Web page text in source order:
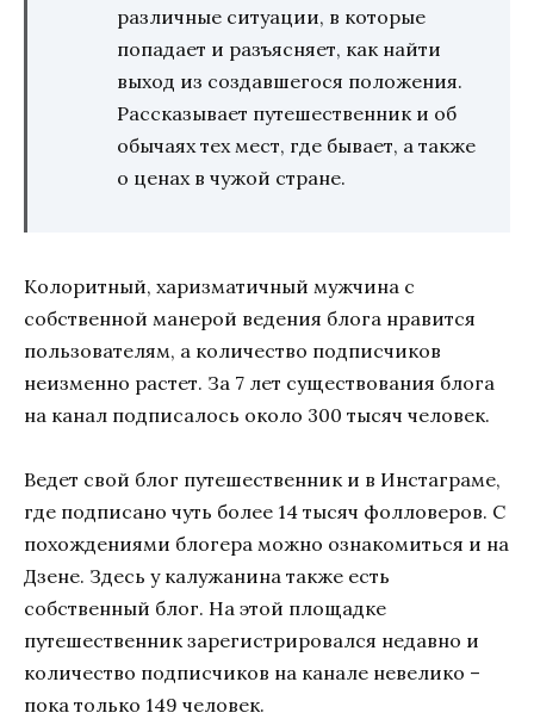
различные ситуации, в которые
попадает и разъясняет, как найти
выход из создавшегося положения.
Рассказывает путешественник и об
обычаях тех мест, где бывает, а также
о ценах в чужой стране.
Колоритный, харизматичный мужчина с
собственной манерой ведения блога нравится
пользователям, а количество подписчиков
неизменно растет. За 7 лет существования блога
на канал подписалось около 300 тысяч человек.
Ведет свой блог путешественник и в Инстаграме,
где подписано чуть более 14 тысяч фолловеров. С
похождениями блогера можно ознакомиться и на
Дзене. Здесь у калужанина также есть
собственный блог. На этой площадке
путешественник зарегистрировался недавно и
количество подписчиков на канале невелико –
пока только 149 человек.